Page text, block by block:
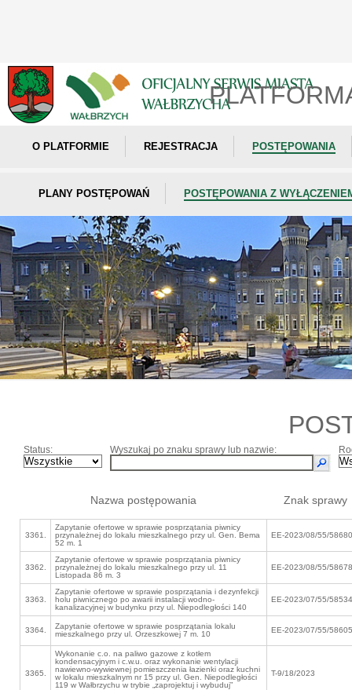
O PLATFORMIE REJESTRACJA POSTĘPOWANIA
PLANY POSTĘPOWAŃ POSTĘPOWANIA Z
Status: Wyszukaj po znaku sprawy lub nazwie:
Nazwa postępowania Znak sprawy
3361.
Zapytanie ofertowe w sprawie posprzątania piwnicy
przynależnej do lokalu mieszkalnego przy ul. Gen. Bema
52 m. 1
EE-2023/08/55/58680
3362.
Zapytanie ofertowe w sprawie posprzątania piwnicy
przynależnej do lokalu mieszkalnego przy ul. 11
Listopada 86 m. 3
EE-2023/08/55/58678
3363.
Zapytanie ofertowe w sprawie posprzątania i dezynfekcji
holu piwnicznego po awarii instalacji wodno-
kanalizacyjnej w budynku przy ul. Niepodległości 140
EE-2023/07/55/58534
3364.
Zapytanie ofertowe w sprawie posprzątania lokalu
mieszkalnego przy ul. Orzeszkowej 7 m. 10
EE-2023/07/55/58605
3365.
Wykonanie c.o. na paliwo gazowe z kotłem
kondensacyjnym i c.w.u. oraz wykonanie wentylacji
nawiewno-wywiewnej pomieszczenia łazienki oraz kuchni
w lokalu mieszkalnym nr 15 przy ul. Gen. Niepodległości
119 w Wałbrzychu w trybie „zaprojektuj i wybuduj”
T-9/18/2023